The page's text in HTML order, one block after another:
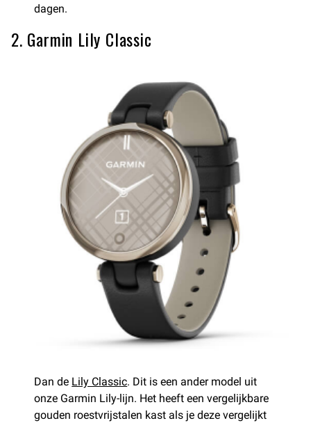
dagen.
2. Garmin Lily Classic
Dan de Lily Classic. Dit is een ander model uit
onze Garmin Lily-lijn. Het heeft een vergelijkbare
gouden roestvrijstalen kast als je deze vergelijkt